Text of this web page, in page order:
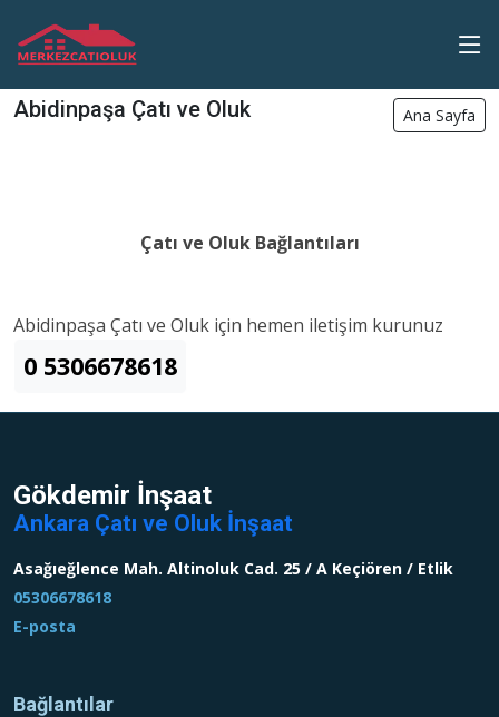
Abidinpaşa Çatı ve Oluk Ana Sayfa
Çatı ve Oluk Bağlantıları
Abidinpaşa Çatı ve Oluk için hemen iletişim kurunuz
0 5306678618
Gökdemir İnşaat
Ankara Çatı ve Oluk İnşaat
Asağıeğlence Mah. Altinoluk Cad. 25 / A Keçiören / Etlik
05306678618
E-posta
Bağlantılar